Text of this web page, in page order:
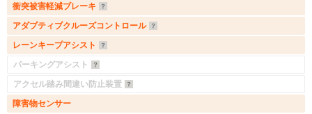
衝突被害軽減ブレーキ
アダプティブクルーズコントロール
レーンキープアシスト
パーキングアシスト
アクセル踏み間違い防止装置
障害物センサー